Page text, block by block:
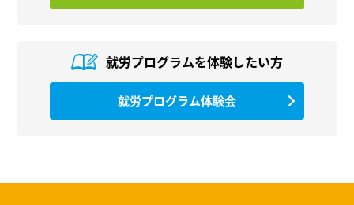
就労プログラムを体験したい方
就労プログラム体験会